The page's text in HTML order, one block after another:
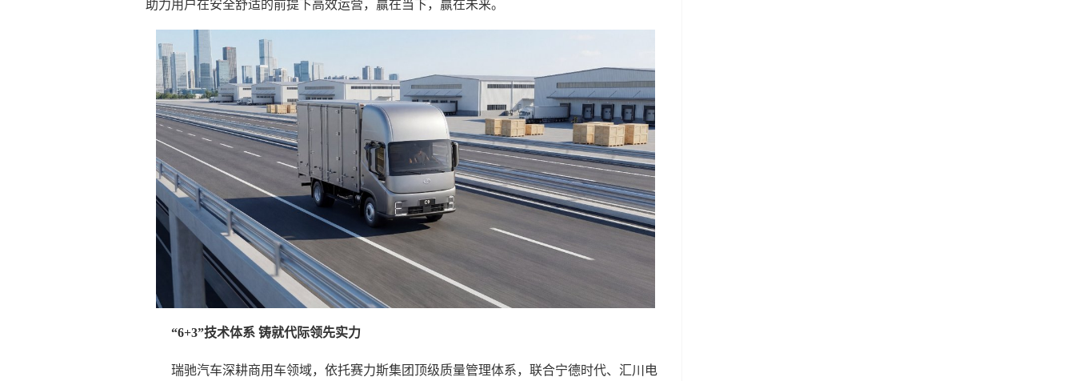
助力用户在安全舒适的前提下高效运营，赢在当下，赢在未来。
“6+3”技术体系 铸就代际领先实力
瑞驰汽车深耕商用车领域，依托赛力斯集团顶级质量管理体系，联合宁德时代、汇川电